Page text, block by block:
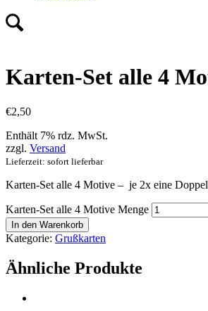
Karten-Set alle 4
€2,50
Enthält 7% rdz. MwSt.
zzgl. Versand
Lieferzeit: sofort lieferbar
Karten-Set alle 4 Motive – je 2x eine
Karten-Set alle 4 Motive Menge
In den Warenkorb
Kategorie: Grußkarten
Ähnliche Produkte